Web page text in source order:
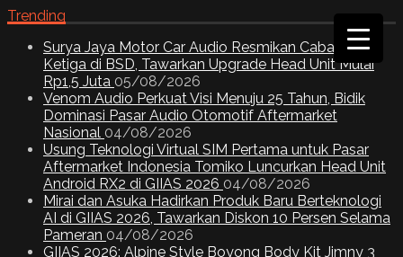
Trending
Surya Jaya Motor Car Audio Resmikan Cabang
Ketiga di BSD, Tawarkan Upgrade Head Unit Mulai
Rp1,5 Juta 05/08/2026
Venom Audio Perkuat Visi Menuju 25 Tahun, Bidik
Dominasi Pasar Audio Otomotif Aftermarket
Nasional 04/08/2026
Usung Teknologi Virtual SIM Pertama untuk Pasar
Aftermarket Indonesia Tomiko Luncurkan Head Unit
Android RX2 di GIIAS 2026 04/08/2026
Mirai dan Asuka Hadirkan Produk Baru Berteknologi
AI di GIIAS 2026, Tawarkan Diskon 10 Persen Selama
Pameran 04/08/2026
GIIAS 2026: Alpine Style Boyong Body Kit Jimny 3